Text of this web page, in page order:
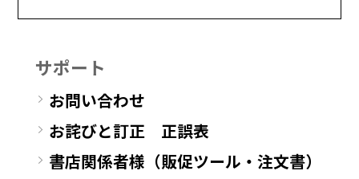
サポート
お問い合わせ
お詫びと訂正 正誤表
書店関係者様（販促ツール・注文書）